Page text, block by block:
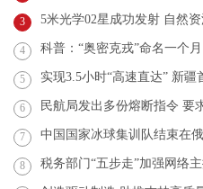
3 5米光学02星成功发射 自然
4 科普：“奥密克戎”命名一个
5 实现3.5小时“高速直达” 新
6 民航局发出多份熔断指令 要
7 中国国家冰球集训队结束在
8 税务部门“五步走”加强网络